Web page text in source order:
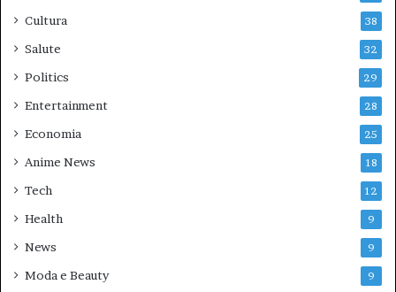
Cultura 38
Salute 32
Politics 29
Entertainment 28
Economia 25
Anime News 18
Tech 12
Health 9
News 9
Moda e Beauty 9